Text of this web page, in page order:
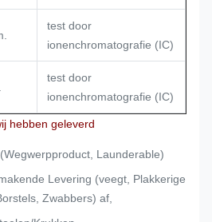
test door
ionenchromatografie (IC)
test door
ionenchromatografie (IC)
hebben geleverd
Launderable)
Levering (veegt, Plakkerige
Zwabbers) af,